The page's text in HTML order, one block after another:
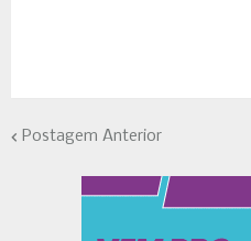
Postagem Anterior